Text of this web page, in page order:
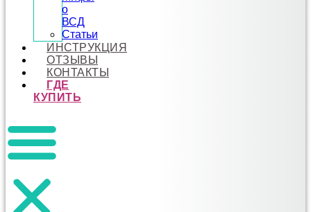
о
ВСД
Статьи
ИНСТРУКЦИЯ
ОТЗЫВЫ
КОНТАКТЫ
ГДЕ
КУПИТЬ